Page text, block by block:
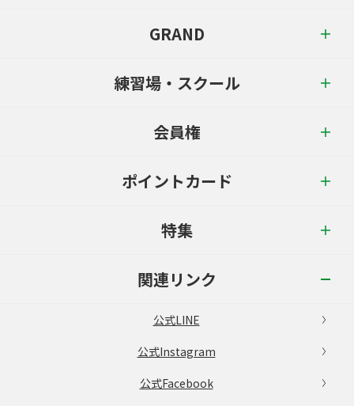
GRAND
練習場・スクール
会員権
ポイントカード
特集
関連リンク
公式LINE
公式Instagram
公式Facebook